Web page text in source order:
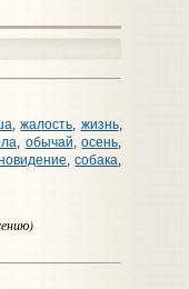
,жалость, жизнь,
, обычай,осень,
,собака,